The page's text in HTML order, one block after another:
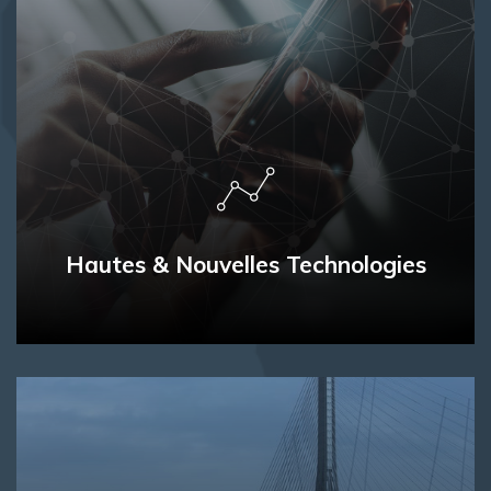
Hautes & Nouvelles Technologies
Hautes & Nouvelles Technologies
Experts du secteur depuis plus de 30 ans, dont une
expérience de 20 ans acquise au sein de groupes High
Tech, nous aidons les entreprises technologiques à
innover et à développer leur business en France et à
En Savoir Plus